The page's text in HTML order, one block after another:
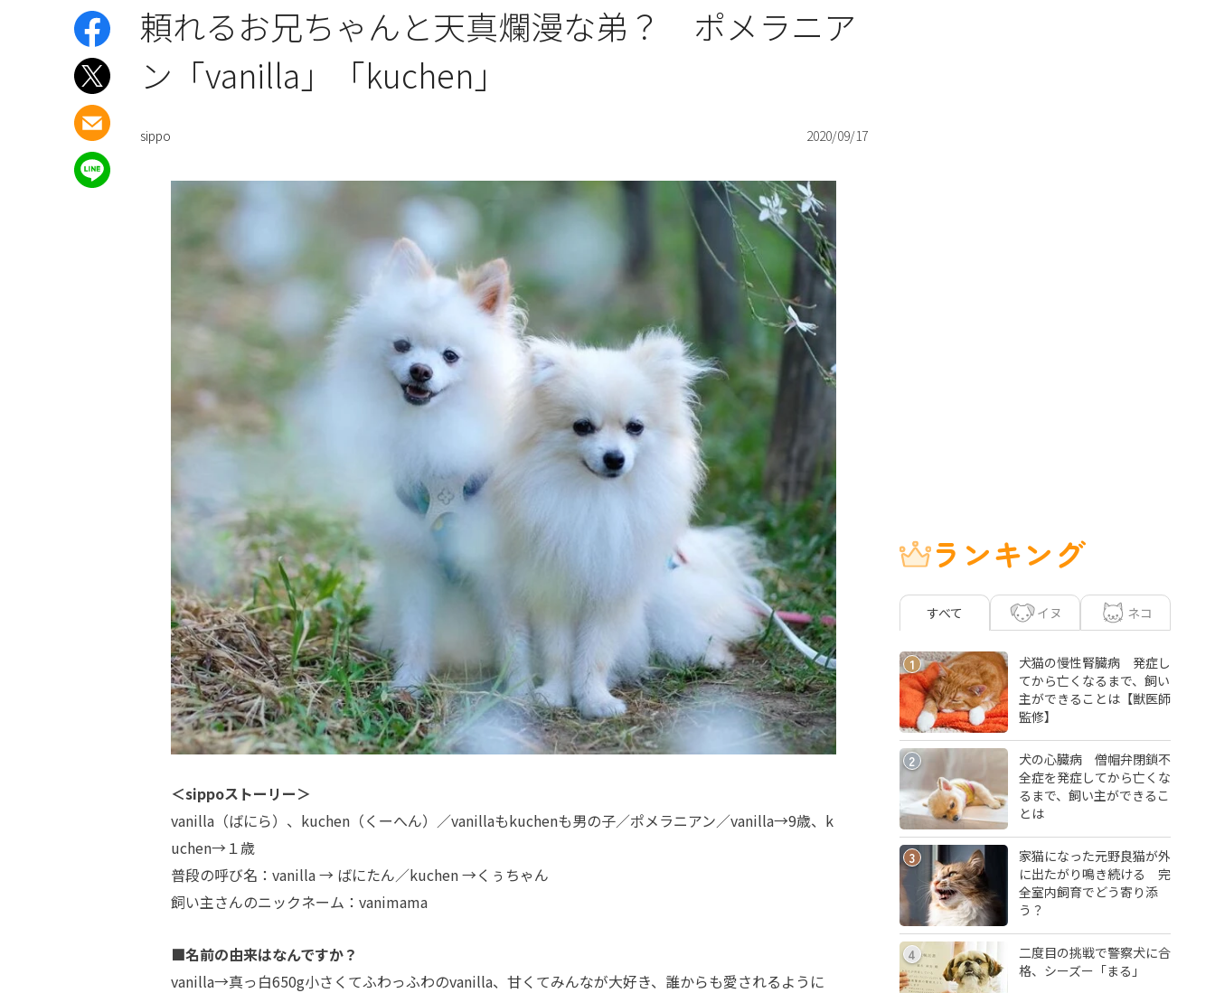
頼れるお兄ちゃんと天真爛漫な弟？ ポメラニア
ン「vanilla」「kuchen」
sippo 2020/09/17
＜sippoストーリー＞
vanilla（ばにら）、kuchen（くーへん）／vanillaもkuchenも男の子／ポメラニアン／vanilla→9歳、k
uchen→１歳
普段の呼び名：vanilla → ばにたん／kuchen →くぅちゃん
飼い主さんのニックネーム：vanimama
■名前の由来はなんですか？
vanilla→真っ白650g小さくてふわっふわのvanilla、甘くてみんなが大好き、誰からも愛されるように
ランキング
すべて イヌ ネコ
1
犬猫の慢性腎臓病 発症し
てから亡くなるまで、飼い
主ができることは【獣医師
監修】
2
犬の心臓病 僧帽弁閉鎖不
全症を発症してから亡くな
るまで、飼い主ができるこ
とは
3
家猫になった元野良猫が外
に出たがり鳴き続ける 完
全室内飼育でどう寄り添
う？
4
二度目の挑戦で警察犬に合
格、シーズー「まる」